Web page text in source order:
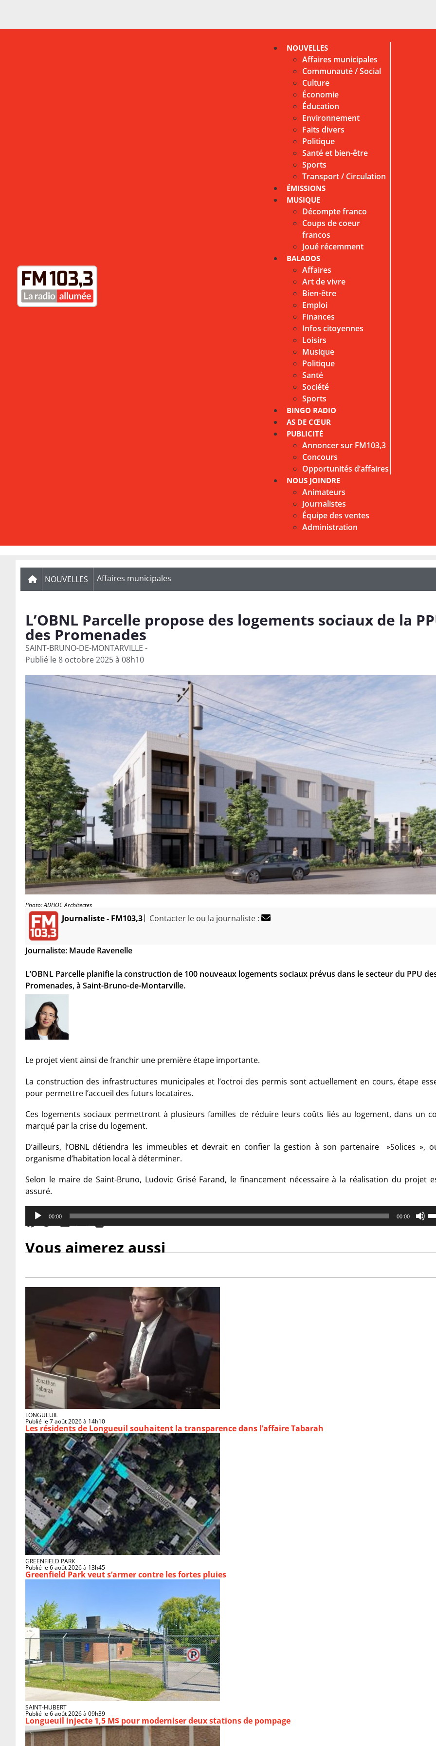
NOUVELLES
Affaires municipales
Communauté / Social
Culture
Économie
Éducation
Environnement
Faits divers
Politique
Santé et bien-être
Sports
Transport / Circulation
ÉMISSIONS
MUSIQUE
Décompte franco
Coups de coeur
francos
Joué récemment
BALADOS
Affaires
Art de vivre
Bien-être
Emploi
Finances
Infos citoyennes
Loisirs
Musique
Politique
Santé
Société
Sports
BINGO RADIO
AS DE CŒUR
PUBLICITÉ
Annoncer sur FM103,3
Concours
Opportunités d’affaires
NOUS JOINDRE
Animateurs
Journalistes
Équipe des ventes
Administration
NOUVELLES Affaires municipales
L’OBNL Parcelle propose des logements sociaux de la
des Promenades
SAINT-BRUNO-DE-MONTARVILLE -
Publié le8 octobre 2025 à 08h10
Photo: ADHOC Architectes
Journaliste - FM103,3| Contacter le ou la journaliste :
Journaliste: Maude Ravenelle
L’OBNL Parcelle planifie la construction de 100 nouveaux logements sociaux prévus dans le secteur du PPU
Promenades, à Saint-Bruno-de-Montarville.
Le projet vient ainsi de franchir une première étape importante.
La construction des infrastructures municipales et l’octroi des permis sont actuellement en cours, étape
pour permettre l’accueil des futurs locataires.
Ces logements sociaux permettront à plusieurs familles de réduire leurs coûts liés au logement, dans un
marqué par la crise du logement.
D’ailleurs, l’OBNL détiendra les immeubles et devrait en confier la gestion à son partenaire »Solices »,
organisme d’habitation local à déterminer.
Selon le maire de Saint-Bruno, Ludovic Grisé Farand, le financement nécessaire à la réalisation du projet
assuré.
Audio
Player
00:00 00:00
Vous aimerez aussi
LONGUEUIL
Publié le 7 août 2026 à 14h10
Les résidents de Longueuil souhaitent la transparence dans l’affaire Tabarah
GREENFIELD PARK
Publié le 6 août 2026 à 13h45
Greenfield Park veut s’armer contre les fortes pluies
SAINT-HUBERT
Publié le 6 août 2026 à 09h39
Longueuil injecte 1,5 M$ pour moderniser deux stations de pompage